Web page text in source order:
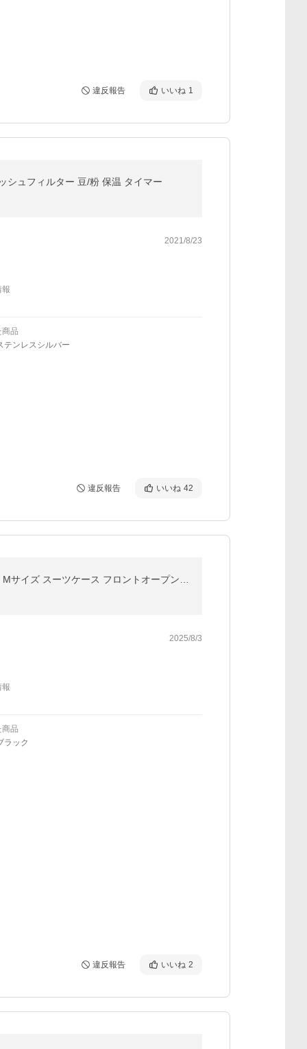
違反報告 いいね 1
シュフィルター 豆/粉 保温 タイマー
2021/8/23
報
品
テンレスシルバー
違反報告 いいね 42
2025/8/3
報
品
ラック
違反報告 いいね 2